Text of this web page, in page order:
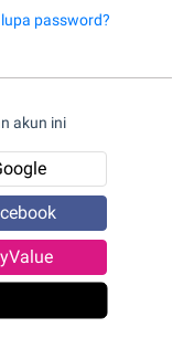
lupa password?
akun ini